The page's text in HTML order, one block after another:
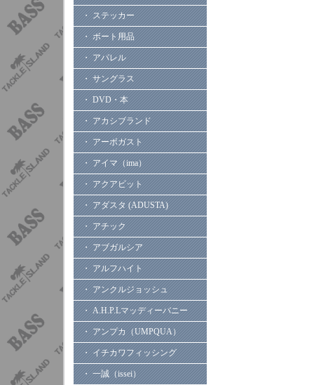
・ ステッカー
・ ボート用品
・ アパレル
・ サングラス
・ DVD・本
・ アカシブランド
・ アーボガスト
・ アイマ（ima）
・ アクアビット
・ アダスタ (ADUSTA)
・ アチック
・ アブガルシア
・ アルフハイト
・ アンクルジョッシュ
・ A.H.P.Lマッディーバニー
・ アンプカ（UMPQUA）
・ イチカワフィッシング
・ 一誠（issei）